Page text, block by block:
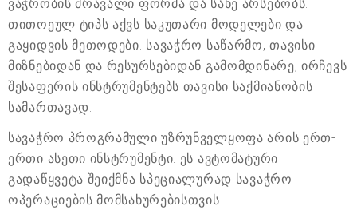
ვაჭრობის მრავალი ფორმა და სახე არსებობს.
თითოეულ ტიპს აქვს საკუთარი მოდელები და
გაყიდვის მეთოდები. სავაჭრო საწარმო, თავისი
მიზნებიდან და რესურსებიდან გამომდინარე, ირჩევს
შესაფერის ინსტრუმენტებს თავისი საქმიანობის
სამართავად.
სავაჭრო პროგრამული უზრუნველყოფა არის ერთ-
ერთი ასეთი ინსტრუმენტი. ეს ავტომატური
გადაწყვეტა შეიქმნა სპეციალურად სავაჭრო
ოპერაციების მომსახურებისთვის.